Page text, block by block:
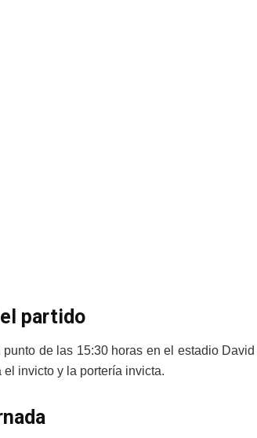
partido
de las 15:30 horas en el estadio
invicto y la portería invicta.